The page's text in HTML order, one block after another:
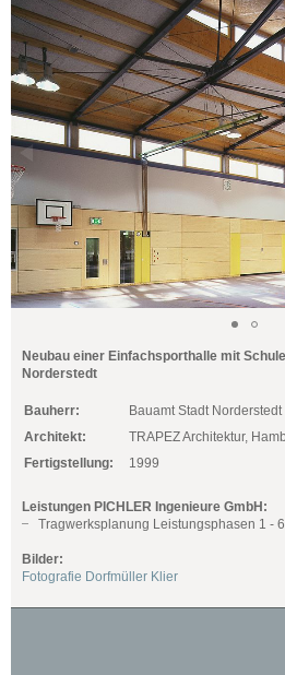
Neubau einer Einfachsporthalle mit
Norderstedt
Bauherr:
Bauamt Stadt Norderstedt
Architekt:
TRAPEZ Architektur,
Fertigstellung:
1999
Leistungen PICHLER Ingenieure GmbH:
Tragwerksplanung Leistungsphasen 1 - 6
Bilder:
Fotografie Dorfmüller Klier